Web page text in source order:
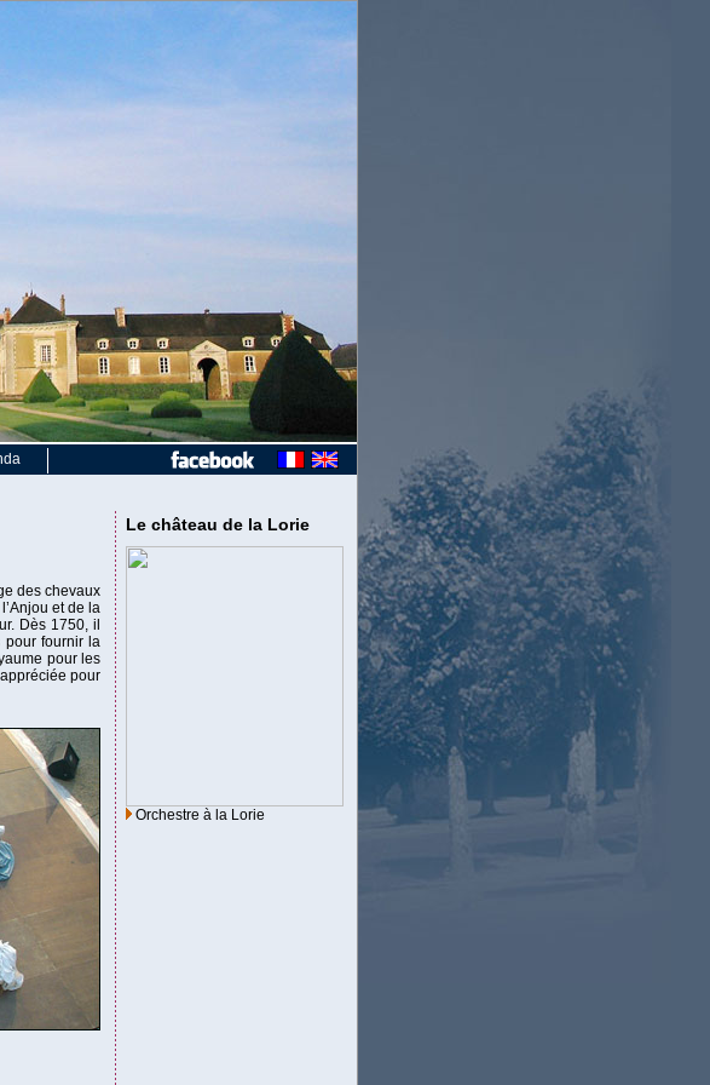
des chevaux
et de la
Dès 1750, il
pour fournir la
pour les
pour
Le château de la Lorie
Orchestre à la Lorie